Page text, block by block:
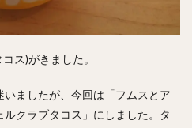
ス)がきました。
ましたが、今回は「フムスとア
クラブタコス」にしました。タ